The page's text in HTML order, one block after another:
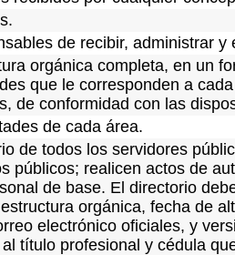
de recibir, administrar y
orgánica completa, en un
que le corresponden a
de conformidad con las
de cada área.
de todos los servidores
públicos; realicen actos de
de base. El directorio
orgánica, fecha de
electrónico oficiales, y
título profesional y cédula